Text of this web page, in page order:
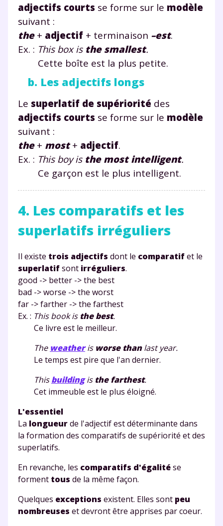
adjectifs courts se forme sur le modèle
suivant :
the+ adjectif + terminaison –est.
Ex. : This box is the smallest.
Cette boîte est la plus petite.
b. Les adjectifs longs
Le superlatif de supériorité des
adjectifs courts se forme sur le modèle
suivant :
the+ most+ adjectif.
Ex. : This boyis the most intelligent.
Ce garçon est le plus intelligent.
4. Les comparatifs et les
superlatifs irréguliers
Il existe trois adjectifs dont le comparatifet le
superlatifsont irréguliers.
good -> better -> the best
bad -> worse -> the worst
far -> farther -> the farthest
Ex. : This book is the best.
Ce livre est le meilleur.
The weatheris worse thanlast year.
Le temps est pire que l'an dernier.
Thisbuildingis the farthest.
Cet immeuble est le plus éloigné.
L'essentiel
La longueurde l'adjectif est déterminante dans
la formation des comparatifs de supériorité et des
superlatifs.
En revanche, les comparatifs d'égalitése
forment tous de la même façon.
Quelques exceptions existent. Elles sont peu
nombreuses et devront être apprises par coeur.
Envie de progresser
et de réussir votre
Testez gratuitement
pendant 24h notre
plateforme de soutien
scolaire !
Fiches de cours et vidéos ,
podcasts de révisions
Un espace dédié aux parentspour
suivre les progrès